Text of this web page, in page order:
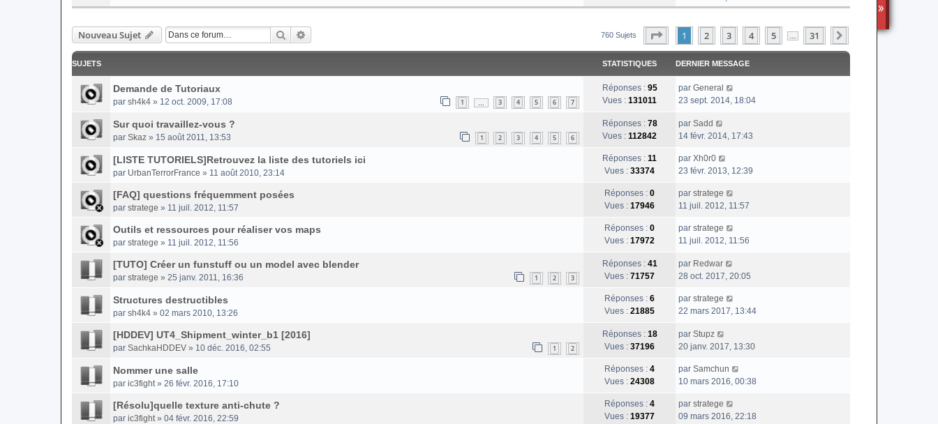
i
e
d
r
n
e
r
e
s
a
g
Nouveau Sujet Rechercher 760 Sujets Page Sur
1 2 3 4 5 31 Suivante
SUJETS STATISTIQUES DERNIER MESSAGE
Demande de Tutoriaux
par sh4k4 » 12 oct. 2009, 17:08 1 3 4 5 6 7
Réponses : 95
Vues : 131011
par General
23 sept. 2014, 18:04
Sur quoi travaillez-vous ?
par Skaz » 15 août 2011, 13:53 1 2 3 4 5 6
Réponses : 78
Vues : 112842
par Sadd
14 févr. 2014, 17:43
[LISTE TUTORIELS]Retrouvez la liste des tutoriels ici
par UrbanTerrorFrance » 11 août 2010, 23:14
Réponses : 11
Vues : 33374
par Xh0r0
23 févr. 2013, 12:39
[FAQ] questions fréquemment posées
par stratege » 11 juil. 2012, 11:57
Réponses : 0
Vues : 17946
par stratege
11 juil. 2012, 11:57
Outils et ressources pour réaliser vos maps
par stratege » 11 juil. 2012, 11:56
Réponses : 0
Vues : 17972
par stratege
11 juil. 2012, 11:56
[TUTO] Créer un funstuff ou un model avec blender
par stratege » 25 janv. 2011, 16:36 1 2 3
Réponses : 41
Vues : 71757
par Redwar
28 oct. 2017, 20:05
Structures destructibles
par sh4k4 » 02 mars 2010, 13:26
Réponses : 6
Vues : 21885
par stratege
22 mars 2017, 13:44
[HDDEV] UT4_Shipment_winter_b1 [2016]
par SachkaHDDEV » 10 déc. 2016, 02:55 1 2
Réponses : 18
Vues : 37196
par Stupz
20 janv. 2017, 13:30
Nommer une salle
par ic3fight» 26 févr. 2016, 17:10
Réponses : 4
Vues : 24308
par Samchun
10 mars 2016, 00:38
[Résolu]quelle texture anti-chute ?
par ic3fight» 04 févr. 2016, 22:59
Réponses : 4
Vues : 19377
par stratege
09 mars 2016, 22:18